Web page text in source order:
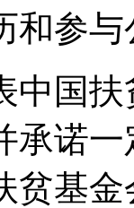
和参
中国
承诺
贫基